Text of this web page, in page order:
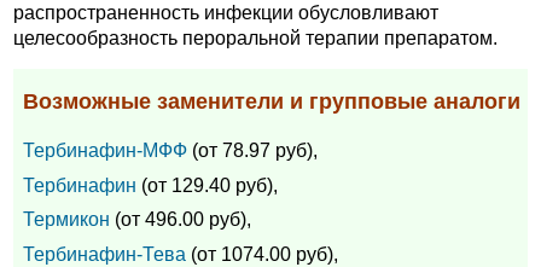
распространенность инфекции обусловливают
целесообразность пероральной терапии препаратом.
Возможные заменители и групповые аналоги
Тербинафин-МФФ (от 78.97 руб),
Тербинафин (от 129.40 руб),
Термикон (от 496.00 руб),
Тербинафин-Тева (от 1074.00 руб),